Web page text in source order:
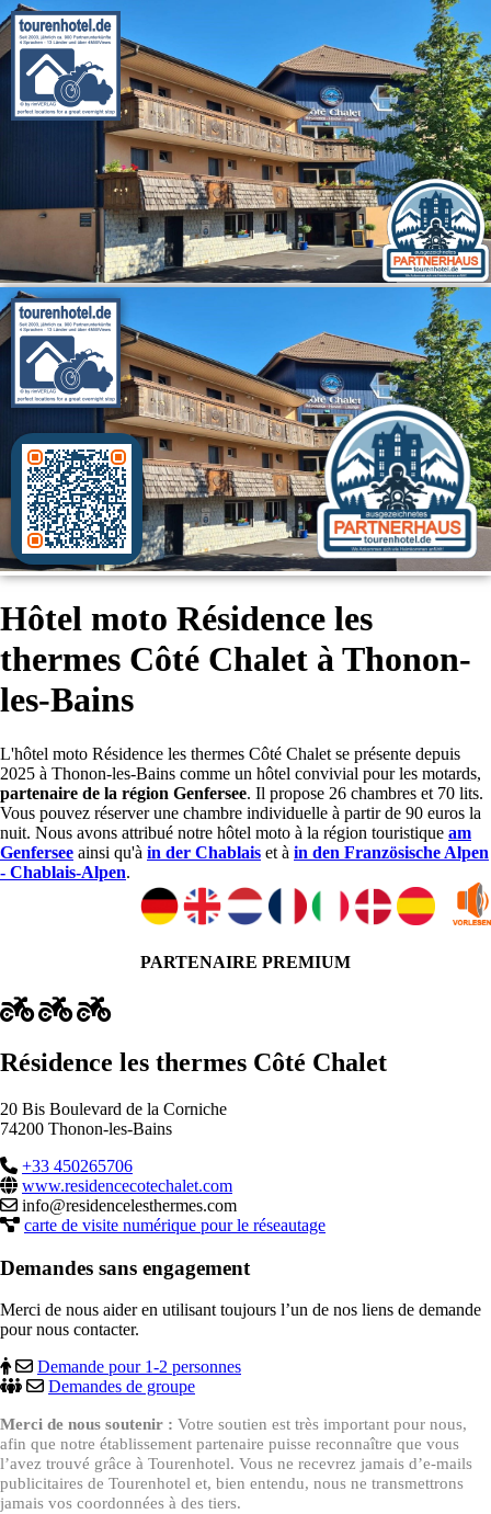
Hôtel moto Résidence les
thermes Côté Chalet à Thonon-
les-Bains
L'hôtel moto Résidence les thermes Côté Chalet se présente depuis
2025 à Thonon-les-Bains comme un hôtel convivial pour les motards,
partenaire de la région Genfersee. Il propose 26 chambres et 70 lits.
Vous pouvez réserver une chambre individuelle à partir de 90 euros la
nuit. Nous avons attribué notre hôtel moto à la région touristique am
Genfersee ainsi qu'à in der Chablais et à in den Französische Alpen
- Chablais-Alpen.
PARTENAIRE PREMIUM
Résidence les thermes Côté Chalet
20 Bis Boulevard de la Corniche
74200 Thonon-les-Bains
+33 450265706
www.residencecotechalet.com
info@residencelesthermes.com
carte de visite numérique pour le réseautage
Demandes sans engagement
Merci de nous aider en utilisant toujours l’un de nos liens de demande
pour nous contacter.
Demande pour 1-2 personnes
Demandes de groupe
Merci de nous soutenir : Votre soutien est très important pour nous,
afin que notre établissement partenaire puisse reconnaître que vous
l’avez trouvé grâce à Tourenhotel. Vous ne recevrez jamais d’e-mails
publicitaires de Tourenhotel et, bien entendu, nous ne transmettrons
jamais vos coordonnées à des tiers.